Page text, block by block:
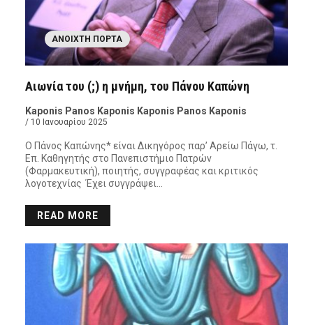
ΑΝΟΙΧΤΉ ΠΌΡΤΑ
Αιωνία του (;) η μνήμη, του Πάνου Καπώνη
Kaponis Panos Kaponis Kaponis Panos Kaponis
/ 10 Ιανουαρίου 2025
Ο Πάνος Καπώνης* είναι Δικηγόρος παρ’ Αρείω Πάγω, τ.
Επ. Καθηγητής στο Πανεπιστήμιο Πατρών
(Φαρμακευτική), ποιητής, συγγραφέας και κριτικός
λογοτεχνίας Έχει συγγράψει…
READ MORE